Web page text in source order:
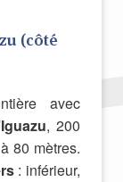
(côté
avec
, 200
80 mètres.
: inférieur,